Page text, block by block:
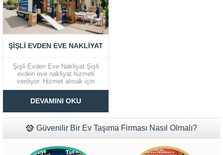
ŞIŞLI EVDEN EVE NAKLIYAT
Şişli Evden Eve Nakliyat Şişli
evden eve nakliyat hizmeti
veriliyor. Hizmet almak için
iletişime geçebilir, yetkili kişiler
belirleyebilirsiniz. Hangi gün
nakliyat istiyorsunuz? Şişli
evden eve nakliyat kapsamında
sunulan hizmette uygunluk
sağlanarak, sizin için hizmet
verilecektir. Müşteri
memnuniyeti...
DEVAMINI OKU
Güvenilir Bir Ev Taşıma Firması Nasıl Olmalı?
Müşteri Temsilcisi Fiyat Teklif